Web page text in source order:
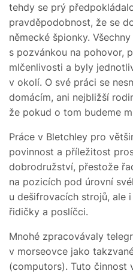
tehdy se prý
pravděpodobnost, že se
německé špionky.
s pozvánkou na pohovor,
mlčenlivosti a byly
v okolí. O své práci se
domácím, ani nejbližší
že pokud o tom budeme
Práce v Bletchley pro
povinnost a příležitost
dobrodružství, přestože
na pozicích pod úrovní
u dešifrovacích strojů, ale
řidičky a poslíčci.
Mnohé zpracovávaly
v morseovce jako
(computors). Tuto činnost